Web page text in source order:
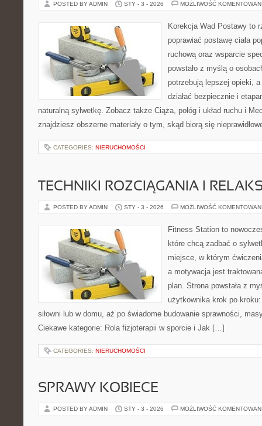
POSTED BY ADMIN STY - 3 - 2026 MOŻLIWOŚĆ
Korekcja Wad Postawy to
poprawiać postawę ciała
ruchową oraz wsparcie
powstało z myślą o
potrzebują lepszej opieki,
działać bezpiecznie i
naturalną sylwetkę. Zobacz także Ciąża, połóg i układ ruchu i
znajdziesz obszerne materiały o tym, skąd biorą się
CATEGORIES: NIERUCHOMOŚCI
TECHNIKI ROZCIĄGANIA I
POSTED BY ADMIN STY - 3 - 2026 MOŻLIWOŚĆ
Fitness Station to
które chcą zadbać o
miejsce, w którym
a motywacja jest
plan. Strona powstała z
użytkownika krok po
siłowni lub w domu, aż po świadome budowanie sprawności,
Ciekawe kategorie: Rola fizjoterapii w sporcie i Jak […]
CATEGORIES: NIERUCHOMOŚCI
SPRAWY KOBIECE
POSTED BY ADMIN STY - 3 - 2026 MOŻLIWOŚĆ